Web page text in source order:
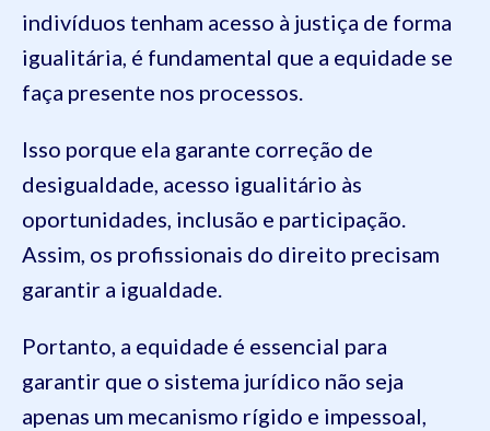
indivíduos tenham acesso à justiça de forma
igualitária, é fundamental que a equidade se
faça presente nos processos.
Isso porque ela garante correção de
desigualdade, acesso igualitário às
oportunidades, inclusão e participação.
Assim, os profissionais do direito precisam
garantir a igualdade.
Portanto, a equidade é essencial para
garantir que o sistema jurídico não seja
apenas um mecanismo rígido e impessoal,